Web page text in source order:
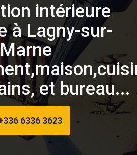
intérieure
à Lagny-sur-
Marne
et bureau...
6336 3623